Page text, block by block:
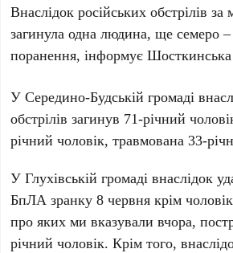
Внаслідок російських обстрілів
загинула одна людина, ще семеро
поранення, інформує
У Середино-Будській громаді
обстрілів загинув 71-річний
річний чоловік, травмована 33-
У Глухівській громаді внаслідок
БпЛА зранку 8 червня крім
про яких ми вказували вчора,
річний чоловік. Крім того,